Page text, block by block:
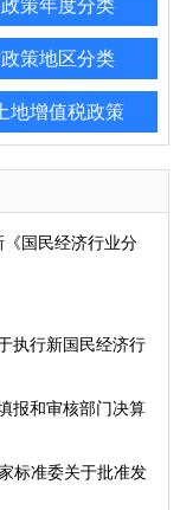
策年度分类
策地区分类
地增值税政策
《国民经济行业分
执行新国民经济行
报和审核部门决算
标准委关于批准发